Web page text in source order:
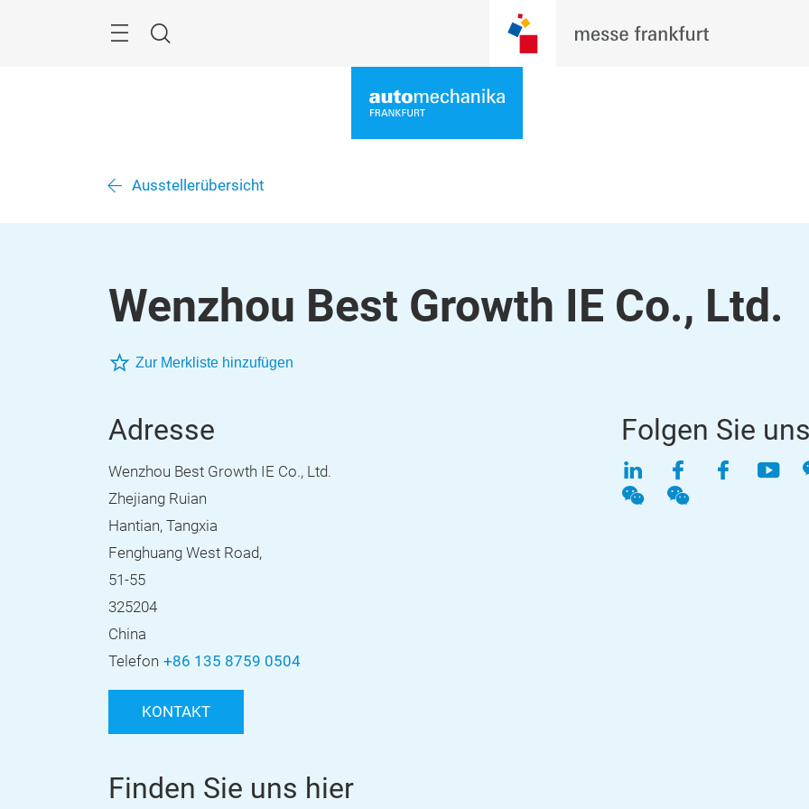
Suche
Ausstellerübersicht
Wenzhou Best Growth IE Co., Ltd.
Zur Merkliste hinzufügen
Adresse
Wenzhou Best Growth IE Co., Ltd.
Zhejiang Ruian
Hantian, Tangxia
Fenghuang West Road,
51-55
325204
China
Telefon +86 135 8759 0504
KONTAKT
Folgen Sie uns
LinkedInFacebook
WeChatWeChat
Finden Sie uns hier